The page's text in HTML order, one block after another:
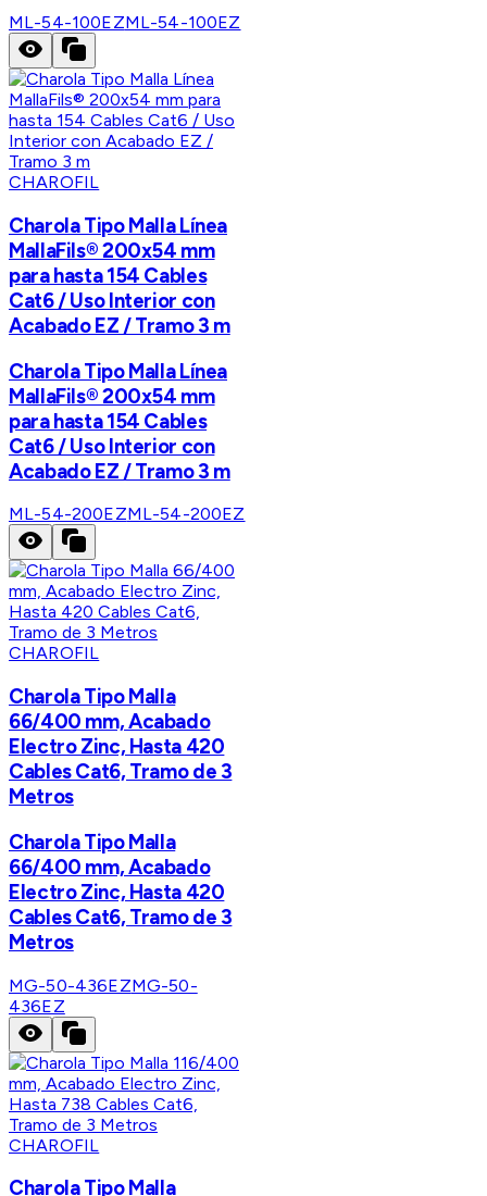
ML-54-100EZML-54-100EZ
CHAROFIL
Charola Tipo Malla Línea
MallaFils® 200x54 mm
para hasta 154 Cables
Cat6 / Uso Interior con
Acabado EZ / Tramo 3 m
Charola Tipo Malla Línea
MallaFils® 200x54 mm
para hasta 154 Cables
Cat6 / Uso Interior con
Acabado EZ / Tramo 3 m
ML-54-200EZML-54-200EZ
CHAROFIL
Charola Tipo Malla
66/400 mm, Acabado
Electro Zinc, Hasta 420
Cables Cat6, Tramo de 3
Metros
Charola Tipo Malla
66/400 mm, Acabado
Electro Zinc, Hasta 420
Cables Cat6, Tramo de 3
Metros
MG-50-436EZMG-50-
436EZ
CHAROFIL
Charola Tipo Malla